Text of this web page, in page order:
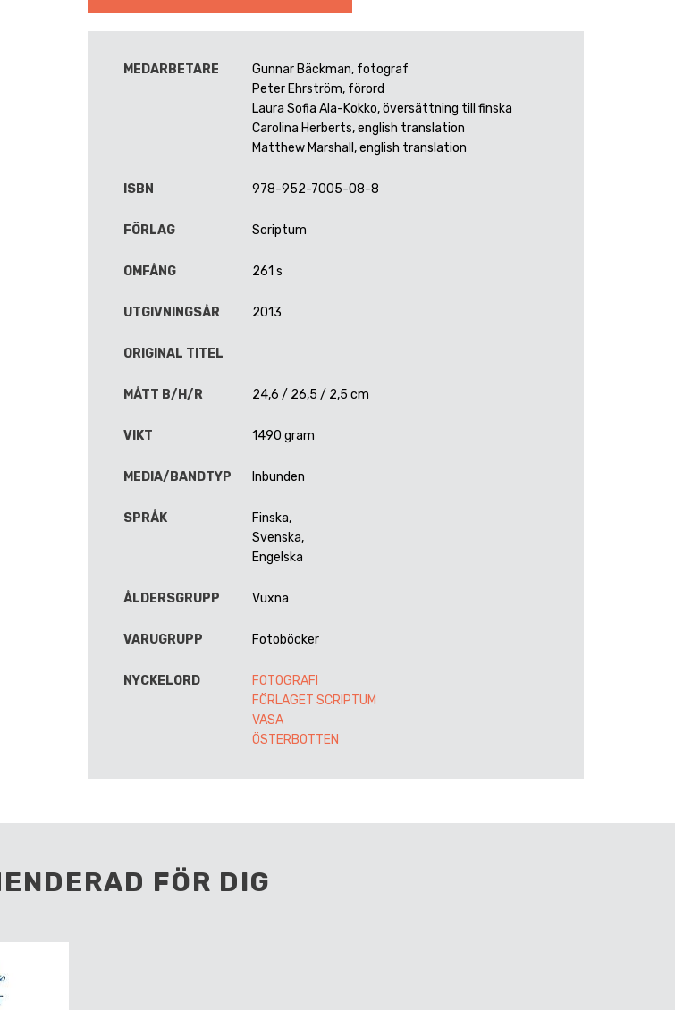
MEDARBETARE
Gunnar Bäckman, fotograf
Peter Ehrström, förord
Laura Sofia Ala-Kokko, översättning till finska
Carolina Herberts, english translation
Matthew Marshall, english translation
ISBN 978-952-7005-08-8
FÖRLAG Scriptum
OMFÅNG 261 s
UTGIVNINGSÅR 2013
ORIGINAL TITEL
MÅTT B/H/R 24,6 / 26,5 / 2,5 cm
VIKT 1490 gram
MEDIA/BANDTYP Inbunden
SPRÅK
Finska,
Svenska,
Engelska
ÅLDERSGRUPP Vuxna
VARUGRUPP Fotoböcker
NYCKELORD
FOTOGRAFI
FÖRLAGET SCRIPTUM
VASA
ÖSTERBOTTEN
FÖR DIG